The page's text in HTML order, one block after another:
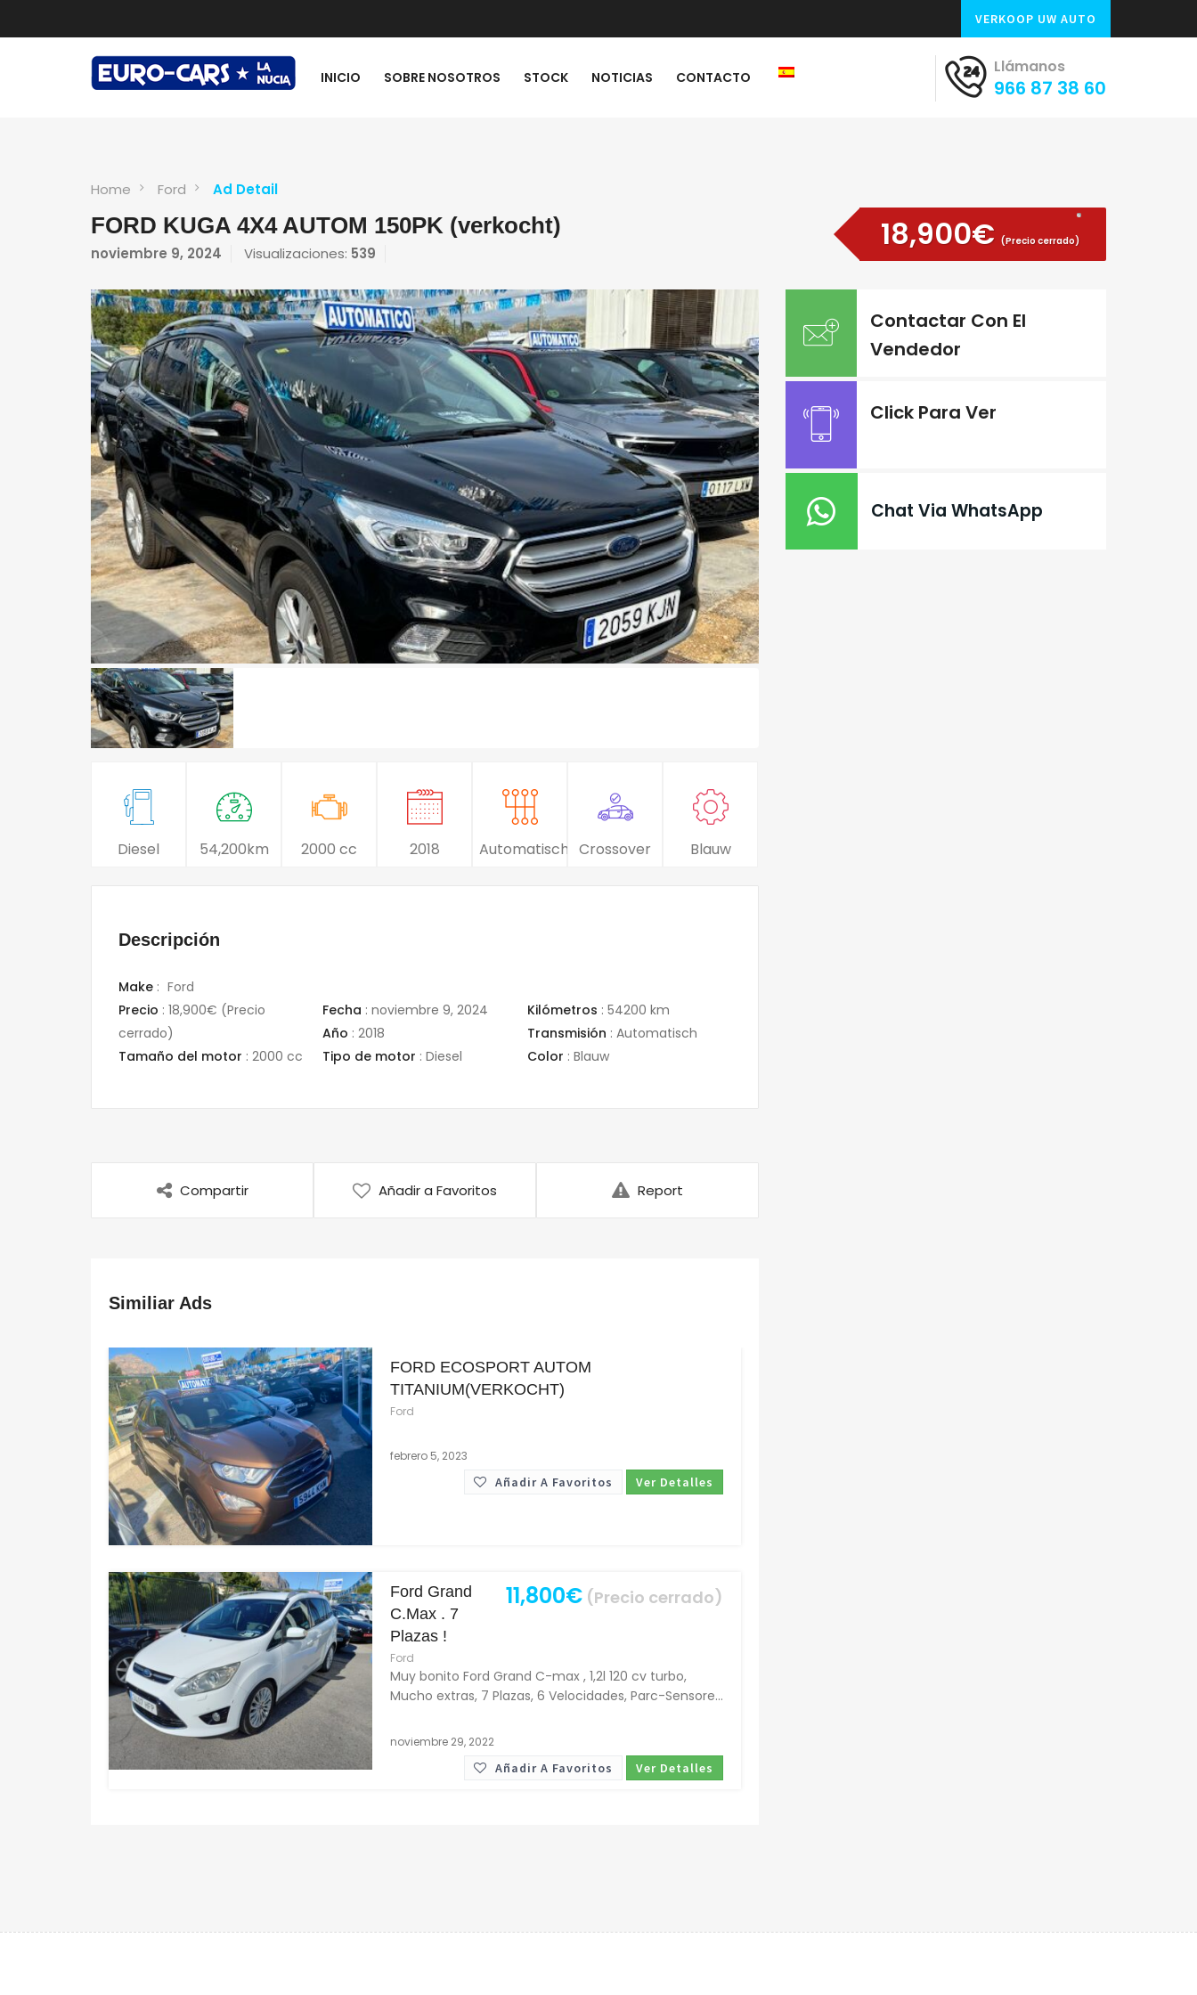
VERKOOP UW AUTO
INICIO SOBRE NOSOTROS STOCK NOTICIAS CONTACTO
Llámanos
966 87 38 60
Home Ford Ad Detail
FORD KUGA 4X4 AUTOM 150PK (verkocht)
noviembre 9, 2024 Visualizaciones: 539 18,900€ (Precio cerrado)
Diesel 54,200km 2000 cc 2018 Automatisch Crossover Blauw
Descripción
Make : Ford
Precio : 18,900€ (Precio
cerrado)
Fecha : noviembre 9, 2024 Kilómetros : 54200 km
Año : 2018 Transmisión : Automatisch
Tamaño del motor : 2000 cc Tipo de motor : Diesel Color : Blauw
Compartir Añadir a Favoritos Report
Similiar Ads
FORD ECOSPORT AUTOM
TITANIUM(VERKOCHT)
Ford
febrero 5, 2023
Añadir A Favoritos Ver Detalles
11,800€(Precio cerrado)
Ford Grand
C.Max . 7
Plazas !
Ford
Muy bonito Ford Grand C-max , 1,2l 120 cv turbo,
Mucho extras, 7 Plazas, 6 Velocidades, Parc-Sensore...
noviembre 29, 2022
Añadir A Favoritos Ver Detalles
Contactar Con El
Vendedor
Click Para Ver
Chat Via WhatsApp